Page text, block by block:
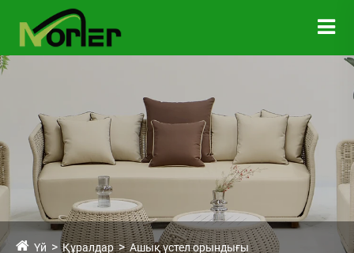
Үй Құралдар
Ашық үстел орындығы